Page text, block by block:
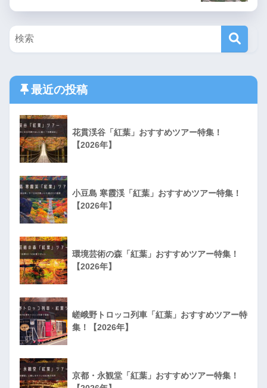
最近の投稿
花貫渓谷「紅葉」おすすめツアー特集！
【2026年】
小豆島 寒霞渓「紅葉」おすすめツアー特集！
【2026年】
環境芸術の森「紅葉」おすすめツアー特集！
【2026年】
嵯峨野トロッコ列車「紅葉」おすすめツアー特
集！【2026年】
京都・永観堂「紅葉」おすすめツアー特集！